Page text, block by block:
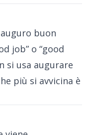
buon
job” o “good
si usa augurare
più si avvicina è